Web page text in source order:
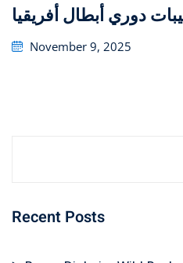
دوري أبطال أفريقيا
Posted
November 9, 2025
Recent Posts